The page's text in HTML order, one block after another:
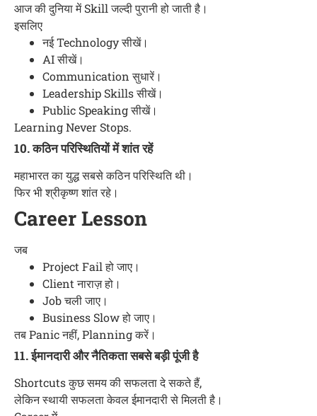
आज की दुनिया में Skill जल्दी पुरानी हो जाती है।
इसलिए
नई Technology सीखें।
AI सीखें।
Communication सुधारें।
Leadership Skills सीखें।
Public Speaking सीखें।
Learning Never Stops.
10. कठिन परिस्थितियों में शांत रहें
महाभारत का युद्ध सबसे कठिन परिस्थिति थी।
फिर भी श्रीकृष्ण शांत रहे।
Career Lesson
जब
Project Fail हो जाए।
Client नाराज़ हो।
Job चली जाए।
Business Slow हो जाए।
तब Panic नहीं, Planning करें।
11. ईमानदारी और नैतिकता सबसे बड़ी पूंजी है
Shortcuts कुछ समय की सफलता दे सकते हैं,
लेकिन स्थायी सफलता केवल ईमानदारी से मिलती है।